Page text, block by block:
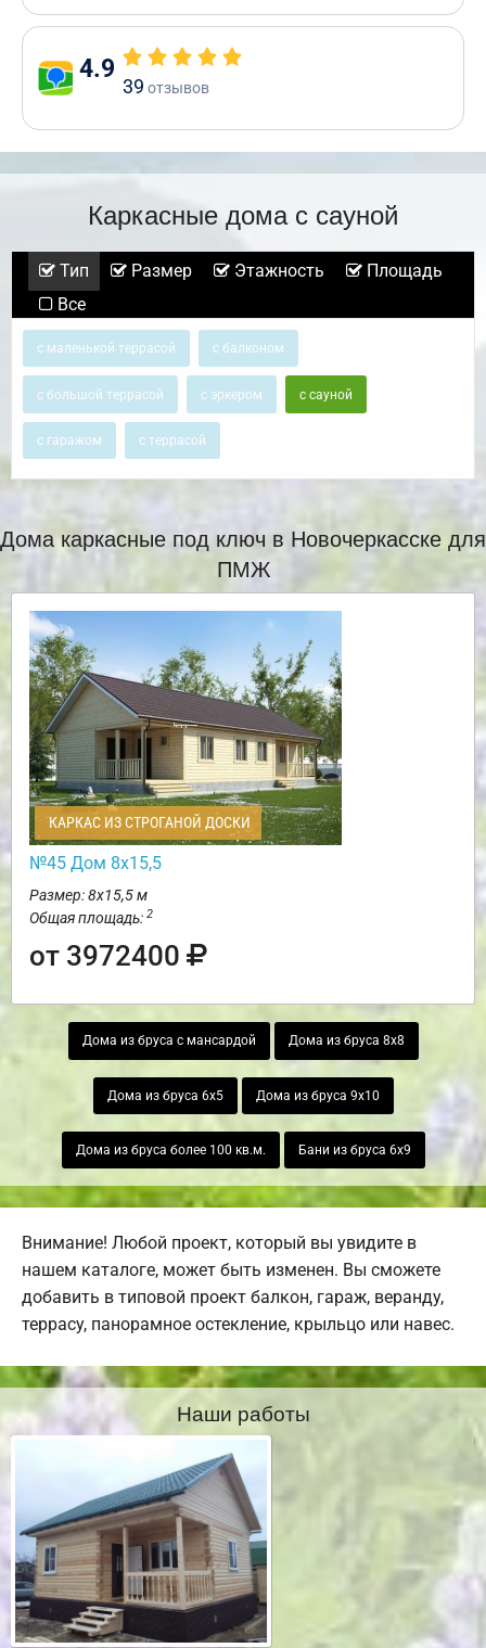
4.9
39 отзывов
Каркасные дома с сауной
Тип Размер Этажность
Площадь
Все
с маленькой террасой с балконом
с большой террасой с эркером с сауной
с гаражом с террасой
Дома каркасные под ключ в Новочеркасске для
ПМЖ
КАРКАС ИЗ СТРОГАНОЙ ДОСКИ
№45 Дом 8х15,5
Размер: 8х15,5 м
Общая площадь: 2
от 3972400
Дома из бруса с мансардой Дома из бруса 8х8
Дома из бруса 6х5 Дома из бруса 9х10
Дома из бруса более 100 кв.м. Бани из бруса 6х9
Внимание! Любой проект, который вы увидите в
нашем каталоге, может быть изменен. Вы сможете
добавить в типовой проект балкон, гараж, веранду,
террасу, панорамное остекление, крыльцо или навес.
Наши работы